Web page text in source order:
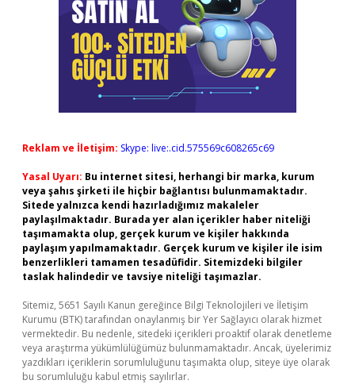
Reklam ve İletişim: Skype: live:.cid.575569c608265c69
Yasal Uyarı: Bu internet sitesi, herhangi bir marka, kurum
veya şahıs şirketi ile hiçbir bağlantısı bulunmamaktadır.
Sitede yalnızca kendi hazırladığımız makaleler
paylaşılmaktadır. Burada yer alan içerikler haber niteliği
taşımamakta olup, gerçek kurum ve kişiler hakkında
paylaşım yapılmamaktadır. Gerçek kurum ve kişiler ile isim
benzerlikleri tamamen tesadüfidir. Sitemizdeki bilgiler
taslak halindedir ve tavsiye niteliği taşımazlar.
Sitemiz, 5651 Sayılı Kanun gereğince Bilgi Teknolojileri ve İletişim
Kurumu (BTK) tarafından onaylanmış bir Yer Sağlayıcı olarak hizmet
vermektedir. Bu nedenle, sitedeki içerikleri proaktif olarak denetleme
veya araştırma yükümlülüğümüz bulunmamaktadır. Ancak, üyelerimiz
yazdıkları içeriklerin sorumluluğunu taşımakta olup, siteye üye olarak
bu sorumluluğu kabul etmiş sayılırlar.